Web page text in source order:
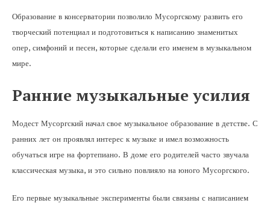
Образование в консерватории позволило Мусоргскому развить его
творческий потенциал и подготовиться к написанию знаменитых
опер, симфоний и песен, которые сделали его именем в музыкальном
мире.
Ранние музыкальные усилия
Модест Мусоргский начал свое музыкальное образование в детстве. С
ранних лет он проявлял интерес к музыке и имел возможность
обучаться игре на фортепиано. В доме его родителей часто звучала
классическая музыка, и это сильно повлияло на юного Мусоргского.
Его первые музыкальные эксперименты были связаны с написанием